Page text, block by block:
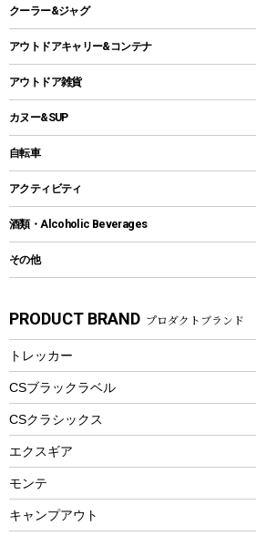
自立式タープ
パラソル
テントアクセサリー
ペグ
グランドシート
ガイドロープ
ツール
ヘッドライト
キャンドル
ガストーチ、ライター
卓上タイプグリル
パーティータイプグリル
鉄板、アミ
焚き火台&ストーブ
火起こし
バーベキューツール
燃料・着火剤・炭
ホットサンドメーカー
クッカーセット
シェラカップ
クッキングツール
ナイフ
カトラリー
マグカップ、カップ
ステンレスボトル
フードボトル
トレー
ランチョンマット
ランチボックス
ステンレスボトル
コップ付きタイプ
ワンタッチタイプ
プラスチックボトル
ディズニーボトル
クーラー&ジャグ
クーラーボックス
ウォータージャグ
保冷剤
アウトドアキャリー&コンテナ
アウトドアキャリー
アウトドア雑貨
バックパック&バッグ
リュック、バックパック
トートバッグ、サコッシュ
ショッピングキャリー
その他アウトドア雑貨
スプレー関係
ツール、他
カヌー&SUP
インフレータブル
カヤック
パドル
ヘルメット
エアーポンプ
アクセサリー
自転車
折りたたみ自転車
シティサイクル
自転車ウェア
アクティビティ
マリン
ラッシュガード
パラソル
フローティングベスト
エアーポンプ
ビーチテント
ウィンター
スノーシュー
酒類・Alcoholic Beverages
その他
湯たんぽ
防災用品
PRODUCT BRAND プロダクトブランド
トレッカー
CSブラックラベル
CSクラシックス
エクスギア
モンテ
キャンプアウト